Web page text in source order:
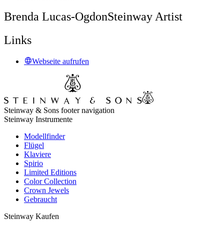
Brenda Lucas-OgdonSteinway Artist
Links
Webseite aufrufen
Steinway & Sons footer navigation
Steinway Instrumente
Modellfinder
Flügel
Klaviere
Spirio
Limited Editions
Color Collection
Crown Jewels
Gebraucht
Steinway Kaufen